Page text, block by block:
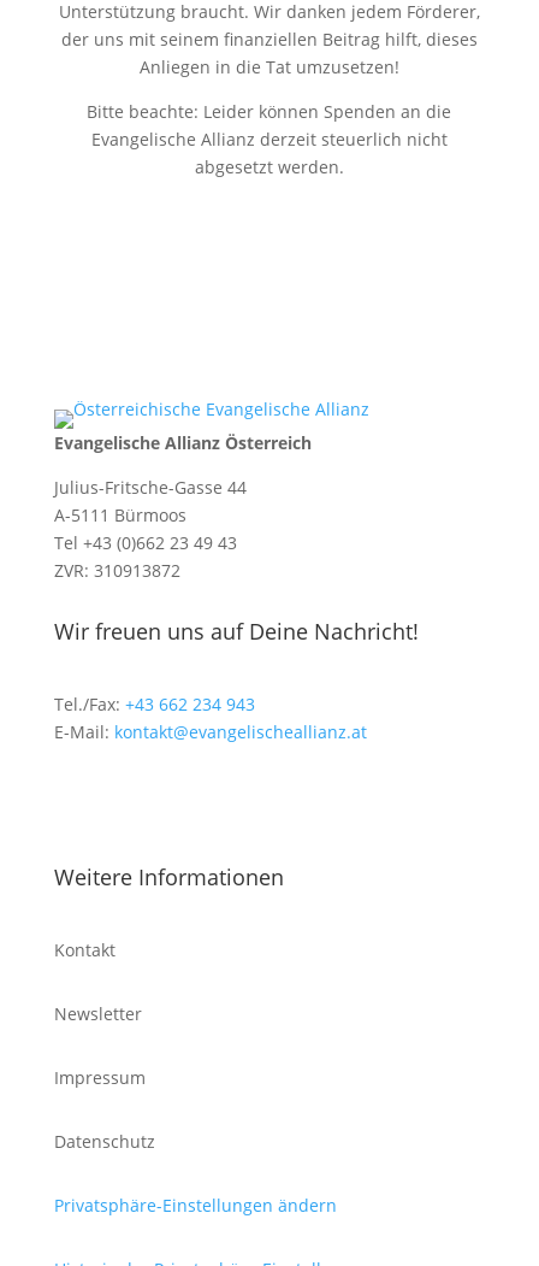
Unterstützung braucht. Wir danken jedem Förderer,
der uns mit seinem finanziellen Beitrag hilft, dieses
Anliegen in die Tat umzusetzen!
Bitte beachte: Leider können Spenden an die
Evangelische Allianz derzeit steuerlich nicht
abgesetzt werden.
Evangelische Allianz Österreich
Julius-Fritsche-Gasse 44
A-5111 Bürmoos
Tel +43 (0)662 23 49 43
ZVR: 310913872
Wir freuen uns auf Deine Nachricht!
Tel./Fax: +43 662 234 943
E-Mail: kontakt@evangelischeallianz.at
Weitere Informationen
Kontakt
Newsletter
Impressum
Datenschutz
Privatsphäre-Einstellungen ändern